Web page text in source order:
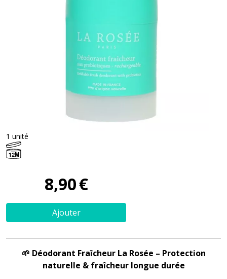
1 unité
12M
8,90€
Ajouter
🌱 Déodorant Fraîcheur La Rosée – Protection
naturelle & fraîcheur longue durée